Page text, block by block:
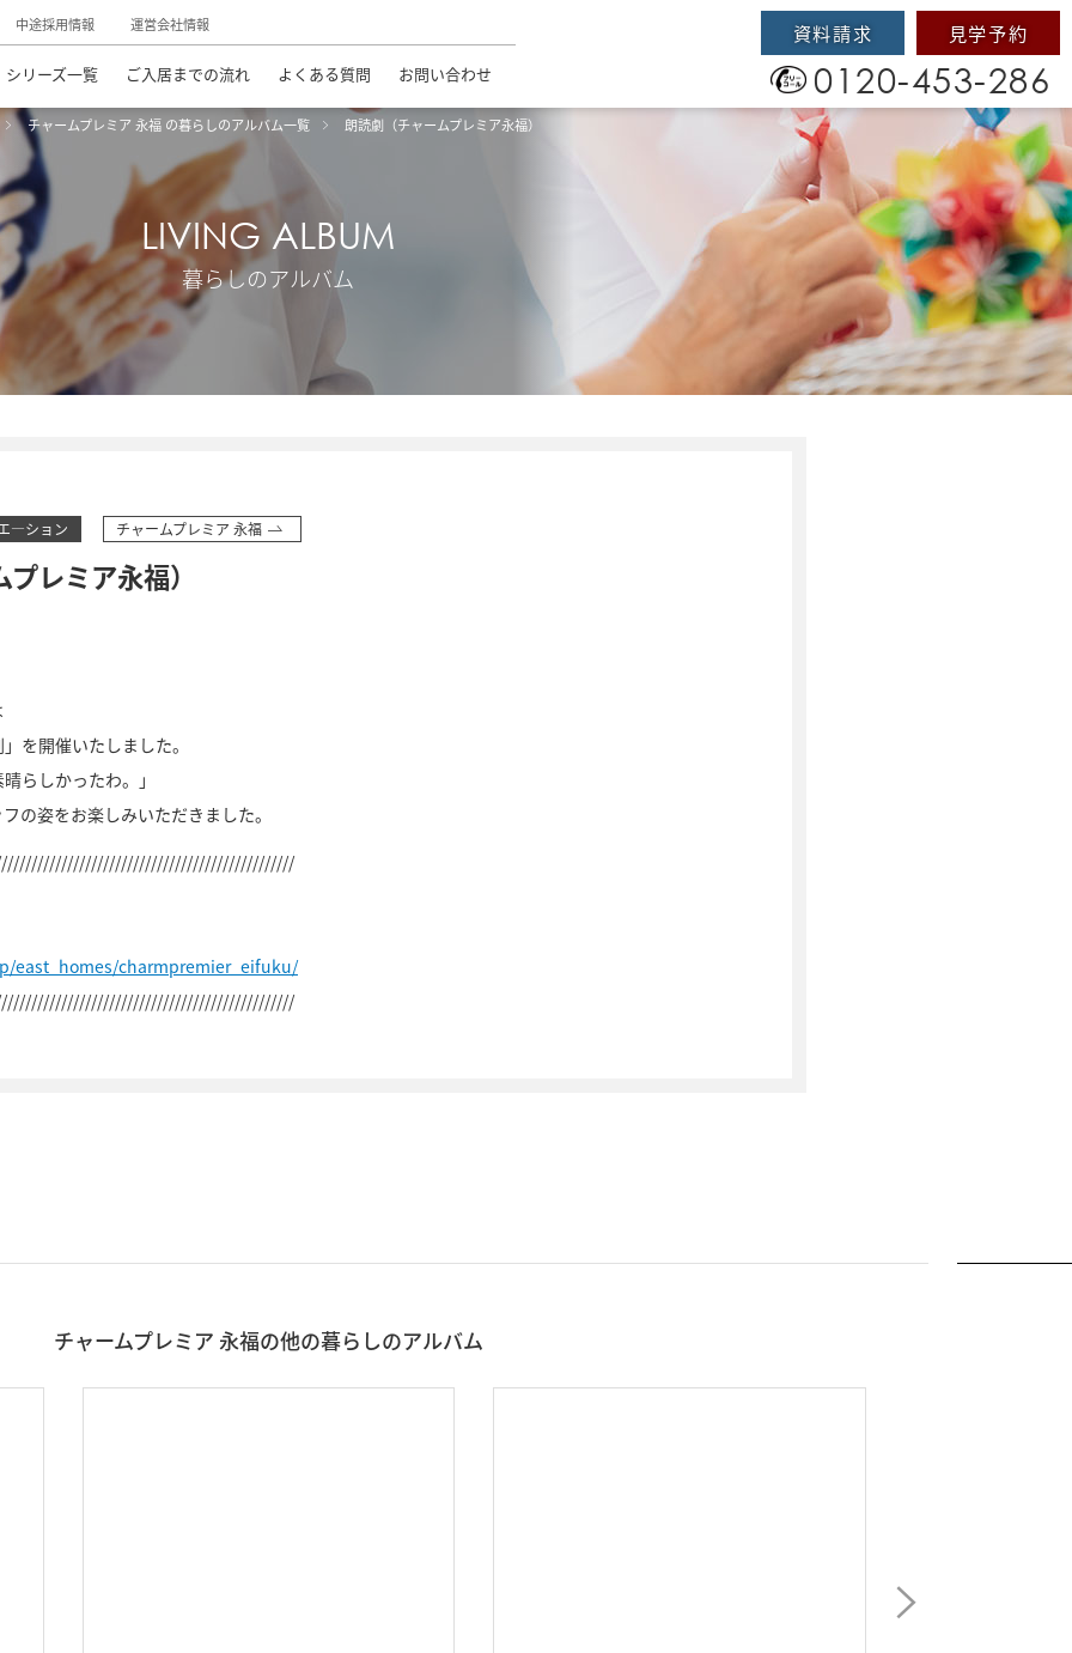
中途採用情報 運営会社情報
シリーズ一覧 ご入居までの流れ よくある質問 お問い合わせ
資料請求 見学予約
0120-453-286
チャームプレミア 永福 の暮らしのアルバム一覧 朗読劇（チャームプレミア永福）
LIVING ALBUM
暮らしのアルバム
―ション チャームプレミア 永福
レミア永福）
を開催いたしました。
らしかったわ。」
の姿をお楽しみいただきました。
east_homes/charmpremier_eifuku/
チャームプレミア 永福の他の暮らしのアルバム